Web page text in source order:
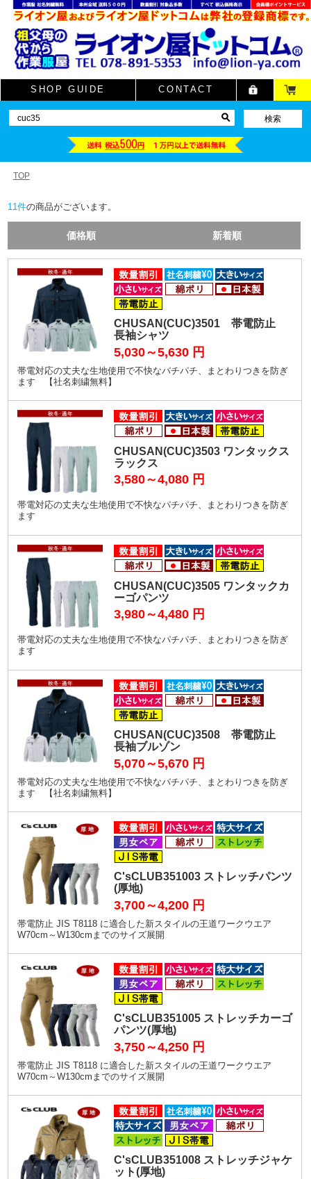
SHOP GUIDE CONTACT
TOP
11件の商品がございます。
価格順 新着順
CHUSAN(CUC)3501 帯電防止
長袖シャツ
5,030～5,630 円
帯電対応の丈夫な生地使用で不快なパチパチ、まとわりつきを防ぎ
ます 【社名刺繍無料】
CHUSAN(CUC)3503 ワンタックス
ラックス
3,580～4,080 円
帯電対応の丈夫な生地使用で不快なパチパチ、まとわりつきを防ぎ
ます
CHUSAN(CUC)3505 ワンタックカ
ーゴパンツ
3,980～4,480 円
帯電対応の丈夫な生地使用で不快なパチパチ、まとわりつきを防ぎ
ます
CHUSAN(CUC)3508 帯電防止
長袖ブルゾン
5,070～5,670 円
帯電対応の丈夫な生地使用で不快なパチパチ、まとわりつきを防ぎ
ます 【社名刺繍無料】
C'sCLUB351003 ストレッチパンツ
(厚地)
3,700～4,200 円
帯電防止 JIS T8118 に適合した新スタイルの王道ワークウエア
W70cm～W130cmまでのサイズ展開
C'sCLUB351005 ストレッチカーゴ
パンツ(厚地)
3,750～4,250 円
帯電防止 JIS T8118 に適合した新スタイルの王道ワークウエア
W70cm～W130cmまでのサイズ展開
C'sCLUB351008 ストレッチジャケ
ット(厚地)